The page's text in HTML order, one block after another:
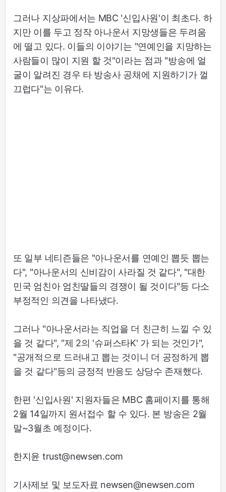
그러나 지상파에서는 MBC '신입사원'이 최초다. 하
지만 이를 두고 정작 아나운서 지망생들은 두려움
에 떨고 있다. 이들의 이야기는 "연예인을 지망하는
사람들이 많이 지원 할 것"이라는 점과 "방송에 얼
굴이 알려진 경우 타 방송사 공채에 지원하기가 껄
끄럽다"는 이유다.
또 일부 네티즌들은 "아나운서를 연예인 뽑듯 뽑는
다", "아나운서의 신비감이 사라질 것 같다", "대한
민국 엄친아 엄친딸들의 경쟁이 될 것이다"등 다소
부정적인 의견을 나타냈다.
그러나 "아나운서라는 직업을 더 친근히 느낄 수 있
을 것 같다", "제 2의 '슈퍼스타K' 가 되는 것인가",
"공개적으로 드러내고 뽑는 것이니 더 공정하게 뽑
을 것 같다"등의 긍정적 반응도 상당수 존재했다.
한편 '신입사원' 지원자들은 MBC 홈페이지를 통해
2월 14일까지 원서접수 할 수 있다. 본 방송은 2월
말~3월초 예정이다.
한지윤 trust@newsen.com
기사제보 및 보도자료 newsen@newsen.com